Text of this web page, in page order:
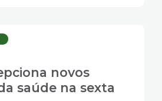
novos
saúde na sexta